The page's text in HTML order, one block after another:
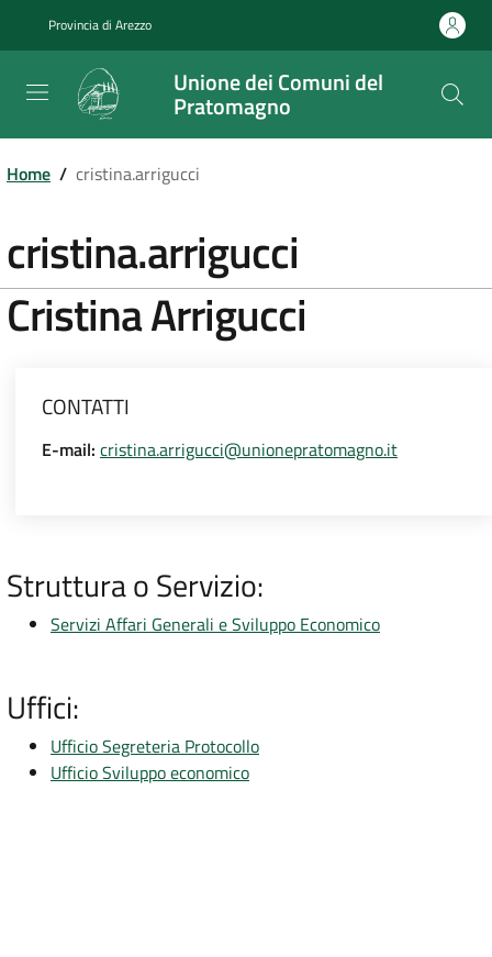
principale
Provincia di Arezzo
Unione dei Comuni del
Pratomagno
Home / cristina.arrigucci
cristina.arrigucci
CristinaArrigucci
CONTATTI
E-mail: cristina.arrigucci@unionepratomagno.it
Struttura o Servizio:
Servizi Affari Generali e Sviluppo Economico
Uffici:
Ufficio Segreteria Protocollo
Ufficio Sviluppo economico